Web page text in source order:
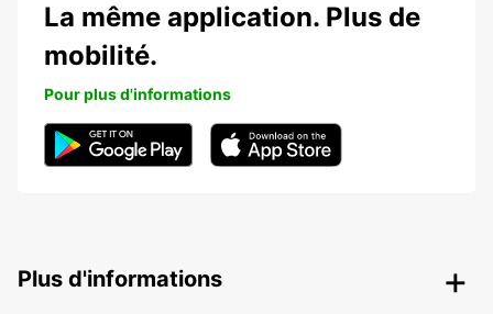
La même application. Plus de
mobilité.
Pour plus d'informations
Plus d'informations